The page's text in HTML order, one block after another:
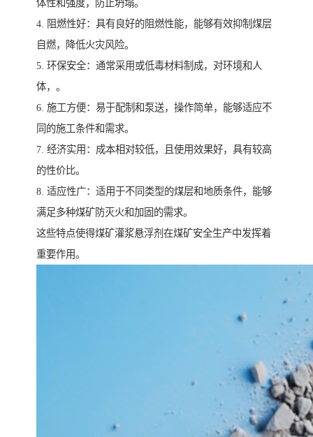
体性和强度，防止坍塌。
4. 阻燃性好：具有良好的阻燃性能，能够有效抑制煤层
自燃，降低火灾风险。
5. 环保安全：通常采用或低毒材料制成，对环境和人
体，。
6. 施工方便：易于配制和泵送，操作简单，能够适应不
同的施工条件和需求。
7. 经济实用：成本相对较低，且使用效果好，具有较高
的性价比。
8. 适应性广：适用于不同类型的煤层和地质条件，能够
满足多种煤矿防灭火和加固的需求。
这些特点使得煤矿灌浆悬浮剂在煤矿安全生产中发挥着
重要作用。